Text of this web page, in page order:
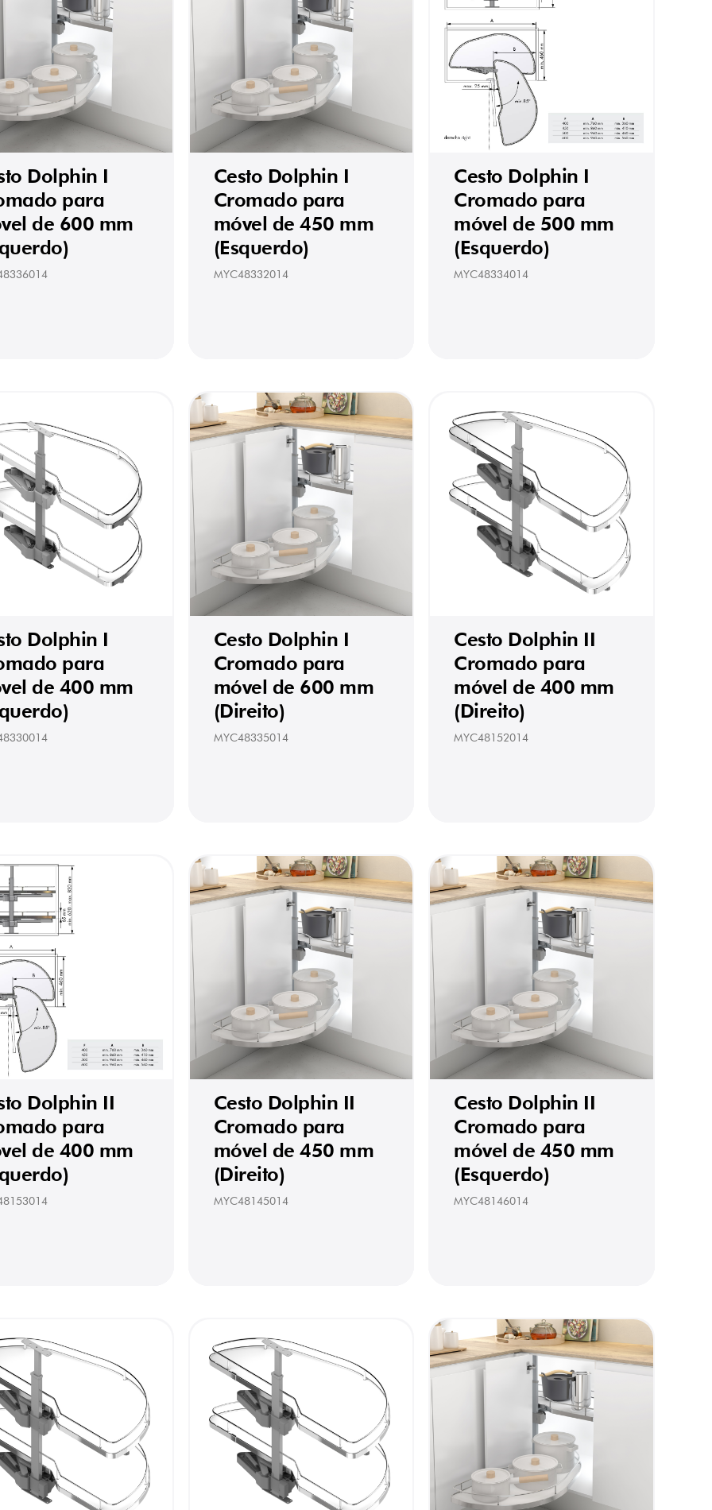
Dolphin I
para
de 600 mm
Cesto Dolphin I
Cromado para
móvel de 450 mm
(Esquerdo)
MYC48332014
Cesto Dolphin I
Cromado para
móvel de 500 mm
(Esquerdo)
MYC48334014
Dolphin I
para
de 400 mm
Cesto Dolphin I
Cromado para
móvel de 600 mm
(Direito)
MYC48335014
Cesto Dolphin II
Cromado para
móvel de 400 mm
(Direito)
MYC48152014
Dolphin II
para
de 400 mm
Cesto Dolphin II
Cromado para
móvel de 450 mm
(Direito)
MYC48145014
Cesto Dolphin II
Cromado para
móvel de 450 mm
(Esquerdo)
MYC48146014